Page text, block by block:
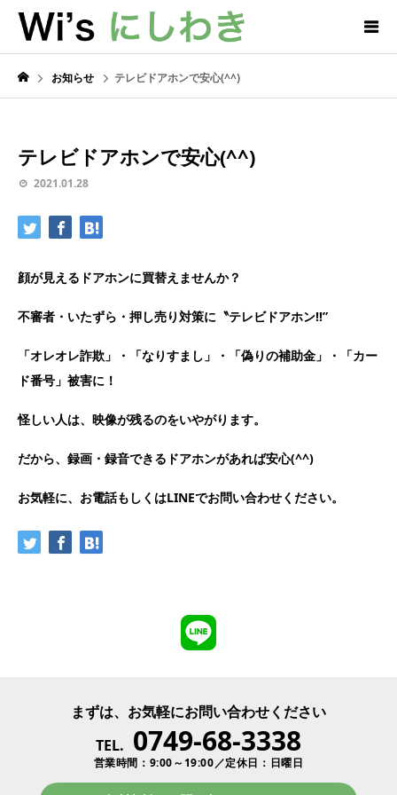
お知らせ テレビドアホンで安心(^^)
テレビドアホンで安心(^^)
2021.01.28
顔が見えるドアホンに買替えませんか？
不審者・いたずら・押し売り対策に〝テレビドアホン‼”
「オレオレ詐欺」・「なりすまし」・「偽りの補助金」・「カー
ド番号」被害に！
怪しい人は、映像が残るのをいやがります。
だから、録画・録音できるドアホンがあれば安心(^^)
お気軽に、お電話もしくはLINEでお問い合わせください。
まずは、お気軽にお問い合わせください
TEL. 0749-68-3338
営業時間：9:00～19:00／定休日：日曜日